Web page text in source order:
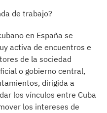
de trabajo?
en España se
activa de encuentros e
de la sociedad
o gobierno central,
dirigida a
los vínculos entre Cuba
los intereses de